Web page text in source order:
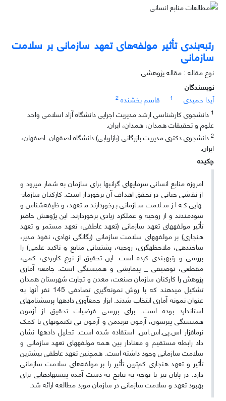
رتبه‌بندی تأثیر مولفه‌های تعهد سازمانی بر سلامت
سازمانی
نوع مقاله : مقاله پژوهشی
نویسندگان
آیدا حمیدی
1 قاسم بخشنده 2
1 دانشجوی کارشناسی ارشد مدیریت اجرایی دانشگاه آزاد اسلامی واحد
علوم و تحقیقات همدان، همدان، ایران.
2 دانشجوی دکتری مدیریت بازرگانی (بازاریابی) دانشگاه اصفهان. اصفهان،
ایران.
چکیده
امروزه منابع انسانی سرمایه­ای گران­بها برای سازمان به شمار می­رود و
از نقشی حیاتی در تحقق اهداف آن برخوردار است. کارکنان سازمان­
هایی که از سلامت سازمانی برخوردارند متعهد، وظیفه‌شناس و
سودمندند و از روحیه و عملکرد زیادی برخوردارند. این پژوهش حاضر
تأثیر مولفه­های تعهد سازمانی (تعهد عاطفی، تعهد مستمر و تعهد
هنجاری) بر مولفه­های سلامت سازمانی (یگانگی نهادی، نفوذ مدیر،
ساخت­دهی، ملاحظه­گری، روحیه، پشتیبانی منابع و تاکید علمی) را
بررسی و رتبه­بندی کرده است. این تحقیق از نوع کاربردی، کمی،
مقطعی، توصیفی _ پیمایشی و همبستگی است. جامعه آماری
پژوهش را کارکنان سازمان صنعت، معدن و تجارت شهرستان همدان
تشکیل می­دهند که با روش نمونه‌گیری تصادفی 145 نفر آنها به
عنوان نمونه آماری انتخاب شدند. ابزار جمع­آوری داده­ها پرسشنامه­ای
استاندارد بوده است. برای بررسی فرضیات تحقیق از آزمون
همبستگی پیرسون، آزمون فریدمن و آزمون تی تک­نمونه­ای با کمک
نرم­افزار اس.پی.اس.اس. استفاده شده است. تحلیل داده­ها نشان
داد رابطه مستقیم و معنادار بین همه مولفه­های تعهد سازمانی و
سلامت سازمانی وجود داشته است. همچنین تعهد عاطفی بیشترین
تأثیر و تعهد هنجاری کم‌ترین تأثیر را بر مولفه‌های سلامت سازمانی
دارد. در پایان نیز با توجه به نتایج به دست آمده پیشنهادهایی برای
بهبود تعهد و سلامت سازمانی در سازمان مورد مطالعه ارائه شد.